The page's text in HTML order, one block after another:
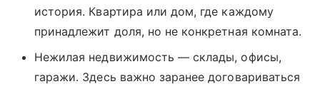
история. Квартира или дом, где каждому
принадлежит доля, но не конкретная комната.
Нежилая недвижимость — склады, офисы,
гаражи. Здесь важно заранее договариваться